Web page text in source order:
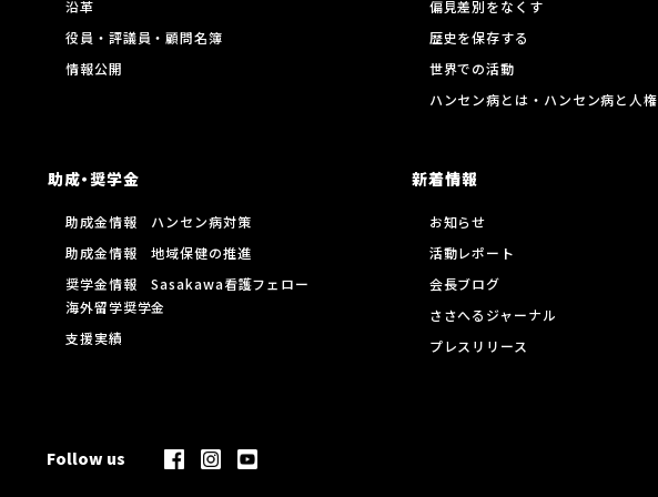
沿革
役員・評議員・顧問名簿
情報公開
偏見差別をなくす
歴史を保存する
世界での活動
ハンセン病とは・ハンセン病と人権
助成・奨学金
助成金情報 ハンセン病対策
助成金情報 地域保健の推進
奨学金情報 Sasakawa看護フェロー
海外留学奨学金
支援実績
新着情報
お知らせ
活動レポート
会長ブログ
ささへるジャーナル
プレスリリース
Follow us